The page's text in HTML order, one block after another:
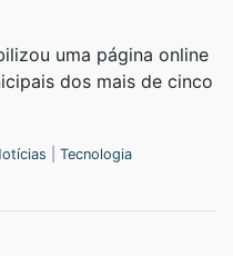
uma página online
dos mais de cinco
Tecnologia